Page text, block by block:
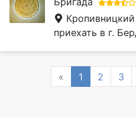
Кропивницкий
приехать в г.
« Previous
1 2 3